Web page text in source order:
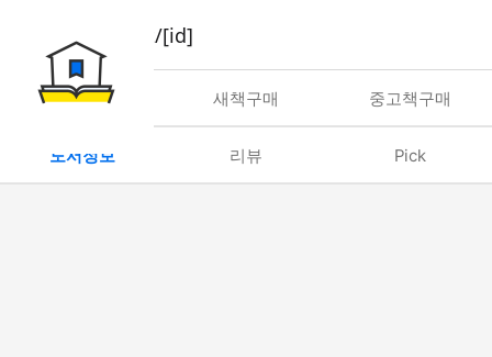
book/rent/[id]
대여 새책구매 중고책구매
도서정보 리뷰 Pick